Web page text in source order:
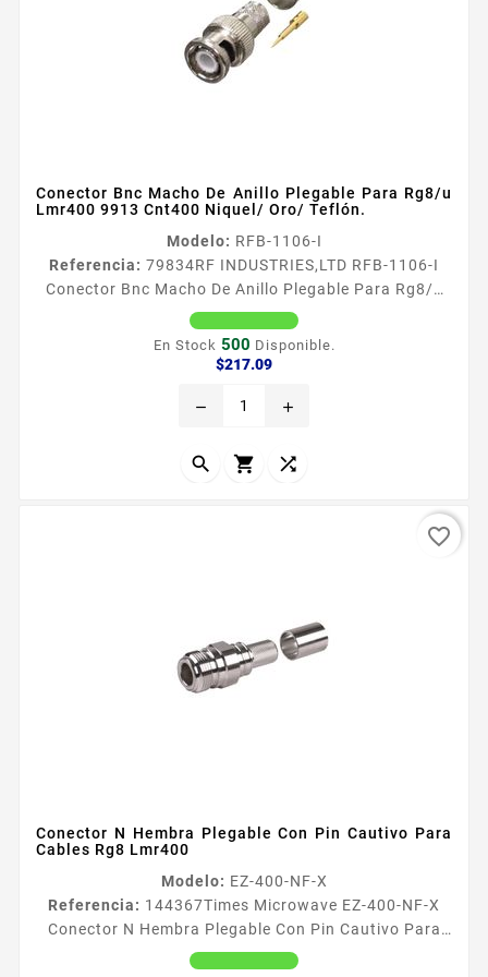
Conector Bnc Macho De Anillo Plegable Para Rg8/u
Lmr400 9913 Cnt400 Niquel/ Oro/ Teflón.
Modelo: RFB-1106-I
Referencia: 79834RF INDUSTRIES,LTD RFB-1106-I
Conector Bnc Macho De Anillo Plegable Para Rg8/u
Lmr400 9913 Cnt400 Niquel/ Oro/ Teflón. Conector
BNC Macho de Anillo Plegable para RG8U LMR400 N
iacutequel Oro Tefloacuten Tipo de Conector BNC
9913 Modo de Ensamble Anillo plegable Cuerpo de
Dieleacutectrico Tefloacuten
En Stock 500 Disponible.
$217.09Precio
remove add
  
Conector N Hembra Plegable Con Pin Cautivo Para
Cables Rg8 Lmr400
Modelo: EZ-400-NF-X
Referencia: 144367Times Microwave EZ-400-NF-X
Conector N Hembra Plegable Con Pin Cautivo Para
Cables Rg8 Lmr400 Conector tipo N Hembra de la
favorite_border